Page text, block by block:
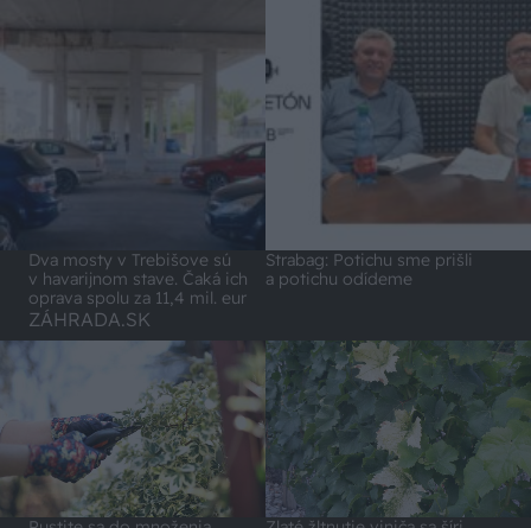
Dva mosty v Trebišove sú
v havarijnom stave. Čaká ich
oprava spolu za 11,4 mil. eur
Strabag: Potichu sme prišli
a potichu odídeme
ZÁHRADA.SK